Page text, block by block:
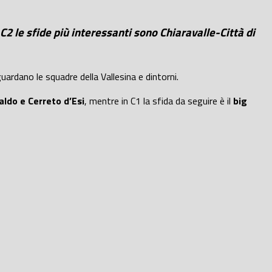
le sfide più interessanti sono Chiaravalle-Città di
le squadre della Vallesina e dintorni.
e Cerreto d’Esi, mentre in C1 la sfida da seguire è il big